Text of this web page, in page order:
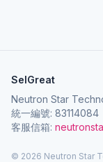
SelGreat
Neutron Star
統一編號: 83114084
客服信箱:
© 2026 Neutron Star